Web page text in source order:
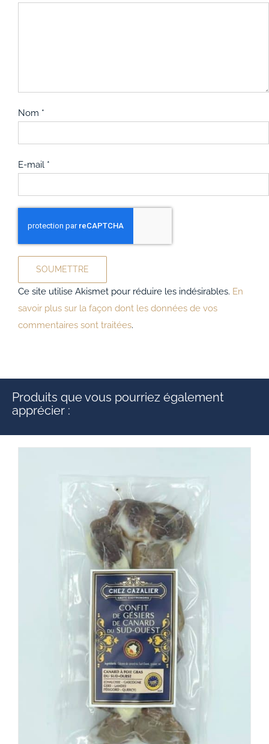
Nom *
E-mail *
Ce site utilise Akismet pour réduire les indésirables. En
savoir plus sur la façon dont les données de vos
commentaires sont traitées.
Produits que vous pourriez également
apprécier :